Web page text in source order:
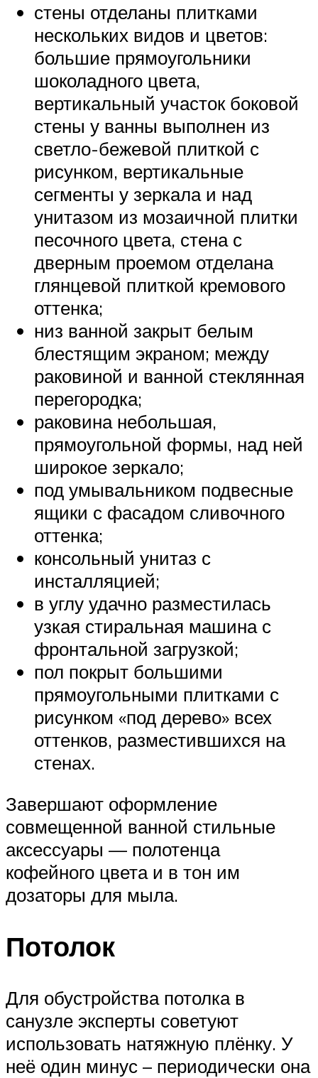
стены отделаны плитками
нескольких видов и цветов:
большие прямоугольники
шоколадного цвета,
вертикальный участок боковой
стены у ванны выполнен из
светло-бежевой плиткой с
рисунком, вертикальные
сегменты у зеркала и над
унитазом из мозаичной плитки
песочного цвета, стена с
дверным проемом отделана
глянцевой плиткой кремового
оттенка;
низ ванной закрыт белым
блестящим экраном; между
раковиной и ванной стеклянная
перегородка;
раковина небольшая,
прямоугольной формы, над ней
широкое зеркало;
под умывальником подвесные
ящики с фасадом сливочного
оттенка;
консольный унитаз с
инсталляцией;
в углу удачно разместилась
узкая стиральная машина с
фронтальной загрузкой;
пол покрыт большими
прямоугольными плитками с
рисунком «под дерево» всех
оттенков, разместившихся на
стенах.
Завершают оформление
совмещенной ванной стильные
аксессуары — полотенца
кофейного цвета и в тон им
дозаторы для мыла.
Потолок
Для обустройства потолка в
санузле эксперты советуют
использовать натяжную плёнку. У
неё один минус – периодически она